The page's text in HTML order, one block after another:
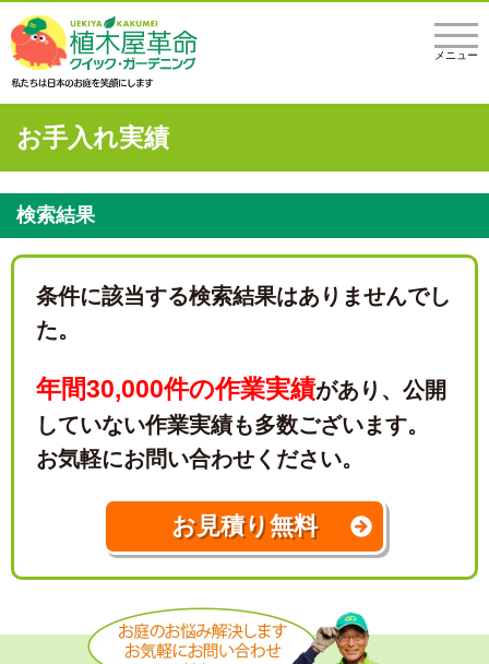
メニュー
お手入れ実績
検索結果
条件に該当する検索結果はありませんでし
た。
年間30,000件の作業実績があり、 公開
していない作業実績も多数ございます。
お気軽にお問い合わせください。
お見積り無料